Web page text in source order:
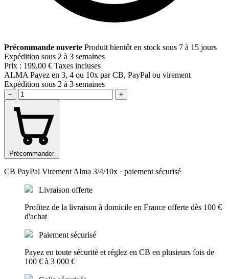
Précommande ouverte Produit bientôt en stock sous 7 à 15 jours
Expédition sous 2 à 3 semaines
Prix : 199,00 € Taxes incluses
ALMA Payez en 3, 4 ou 10x par CB, PayPal ou virement
Expédition sous 2 à 3 semaines
− +
Précommander
CB PayPal VirementAlma 3/4/10x · paiement sécurisé
Livraison offerte
Profitez de la livraison à domicile en France offerte dès 100 €
d'achat
Paiement sécurisé
Payez en toute sécurité et réglez en CB en plusieurs fois de
100 € à 3 000 €